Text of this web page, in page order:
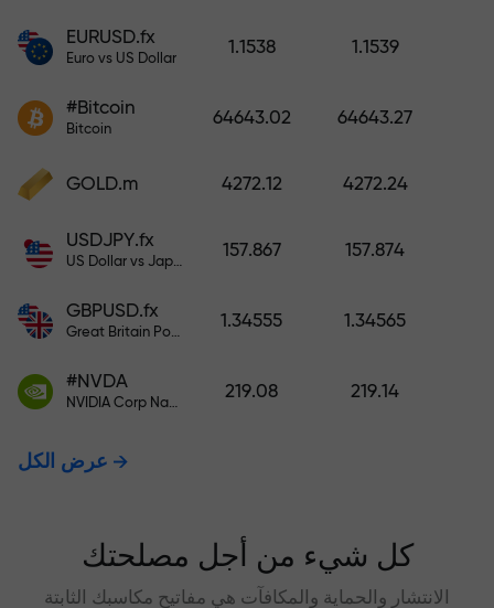
مطبعياً. كلما زاد مبلغ الإيداع، زادت
EURUSD.fx
Euro vs US Dollar
1.1538 1.1539
#Bitcoin
Bitcoin
64643.02 64643.27
GOLD.m 4272.12 4272.24
USDJPY.fx
US Dollar vs Japanese Yen
157.867 157.874
GBPUSD.fx
Great Britain Pound vs US Dollar
1.34555 1.34565
#NVDA
NVIDIA Corp Nasdaq Stock Exchange (Nasdaq) USD
219.08 219.14
عرض الكل
كل شيء من أجل مصلحتك
الانتشار والحماية والمكافآت هي مفاتيح مكاسبك الثابتة